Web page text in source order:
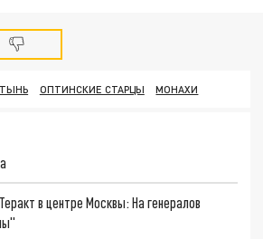
ОПТИНСКИЕ СТАРЦЫ МОНАХИ
в центре Москвы: На генералов